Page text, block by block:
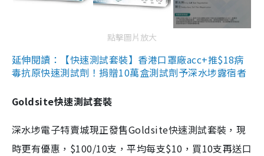
點擊圖片放大
延伸閱讀：【快速測試套裝】香港口罩廠acc+推$18病
毒抗原快速測試劑！捐贈10萬盒測試劑予深水埗露宿者
Goldsite快速測試套裝
深水埗電子特賣城現正發售Goldsite快速測試套裝，現
時更有優惠，$100/10支，平均每支$10，買10支再送口